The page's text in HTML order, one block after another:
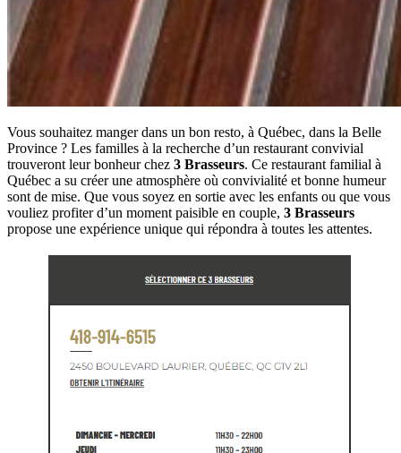
Vous souhaitez manger dans un bon resto, à Québec, dans la Belle
Province ? Les familles à la recherche d’un restaurant convivial
trouveront leur bonheur chez 3 Brasseurs. Ce restaurant familial à
Québec a su créer une atmosphère où convivialité et bonne humeur
sont de mise. Que vous soyez en sortie avec les enfants ou que vous
vouliez profiter d’un moment paisible en couple, 3 Brasseurs
propose une expérience unique qui répondra à toutes les attentes.